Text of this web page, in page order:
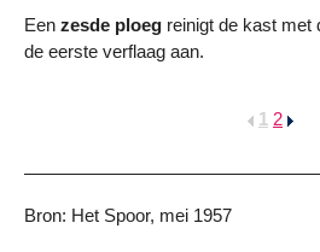
Een zesde ploeg reinigt de kast met
de eerste verflaag aan.
1 2
Bron: Het Spoor, mei 1957